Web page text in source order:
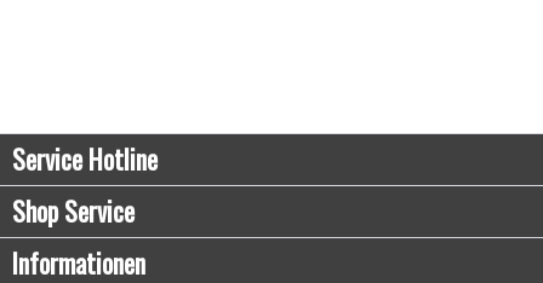
Service Hotline
Shop Service
Informationen